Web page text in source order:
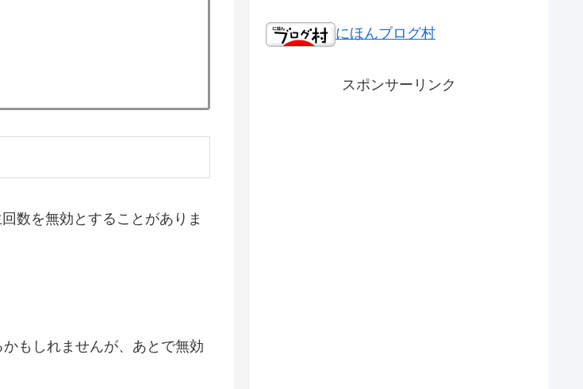
数を無効とすることがありま
もしれませんが、あとで無効
にほんブログ村
スポンサーリンク